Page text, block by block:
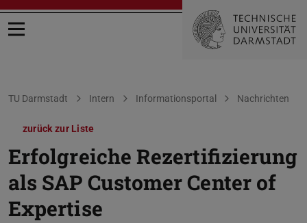
Menü öffnen
Sie befinden sich hier:
TU Darmstadt Intern Informationsportal Nachrichten
zurück zur Liste
Erfolgreiche Rezertifizierung
als SAP Customer Center of
Expertise